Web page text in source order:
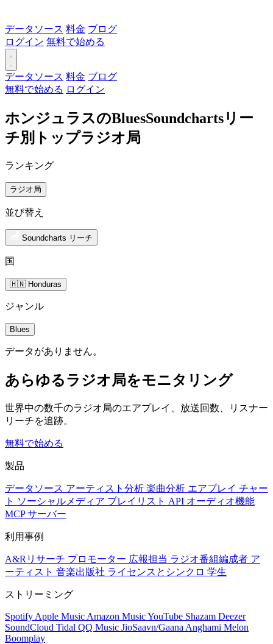
データソース 料金 ブログ
ログイン 無料で始める
データソース 料金 ブログ
無料で始める ログイン
ホンジュラスのBluesSoundchartsリー
チ別トップラジオ局
ランキング
ラジオ局
並び替え
Soundcharts リーチ
国
🇭🇳 Honduras
ジャンル
Blues
データがありません。
あらゆるラジオ局をモニタリング
世界中の数千のラジオ局のエアプレイ、放送回数、リスナー
リーチを追跡。
無料で始める
製品
データソース アーティスト分析 楽曲分析 エアプレイ チャー
ト ソーシャルメディア プレイリスト API オーディオ機能
MCP サーバー
利用事例
A&Rリサーチ プロモーター 広報担当 ラジオ番組編成者 ア
ーティスト 音楽出版社 ライセンスとシンクロ 学生
ストリーミング
Spotify Apple Music Amazon MusicYouTube Shazam Deezer
SoundCloud Tidal QQ Music JioSaavn/Gaana Anghami Melon
Boomplay